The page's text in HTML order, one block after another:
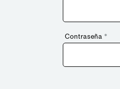
Contraseña *